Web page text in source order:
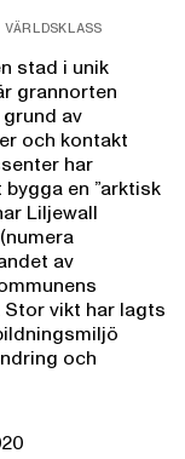
stad i unik
grannorten
av
och kontakt
har
en ”arktisk
Liljewall
av
Stor vikt har lagts
och